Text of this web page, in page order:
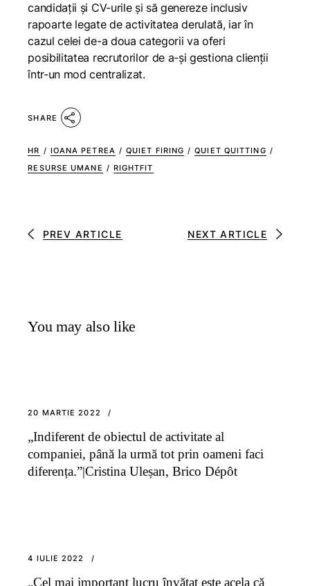
candidaţii şi CV-urile și să genereze inclusiv
rapoarte legate de activitatea derulată, iar în
cazul celei de-a doua categorii va oferi
posibilitatea recrutorilor de a-și gestiona clienții
într-un mod centralizat.
SHARE
HR / IOANA PETREA / QUIET FIRING / QUIET QUITTING /
RESURSE UMANE / RIGHTFIT
PREV ARTICLE NEXT ARTICLE
You may also like
20 MARTIE 2022
„Indiferent de obiectul de activitate al
companiei, până la urmă tot prin oameni faci
diferența.”|Cristina Uleșan, Brico Dépôt
4 IULIE 2022
„Cel mai important lucru învățat este acela că